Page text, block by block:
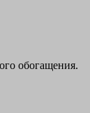
обогащения.